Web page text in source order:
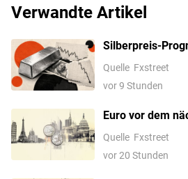
Verwandte Artikel
Silberpreis-
Erholung
Quelle Fxstreet
vor 9 Stunden
Euro vor dem
Darauf kommt
Quelle Fxstreet
vor 20 Stunden